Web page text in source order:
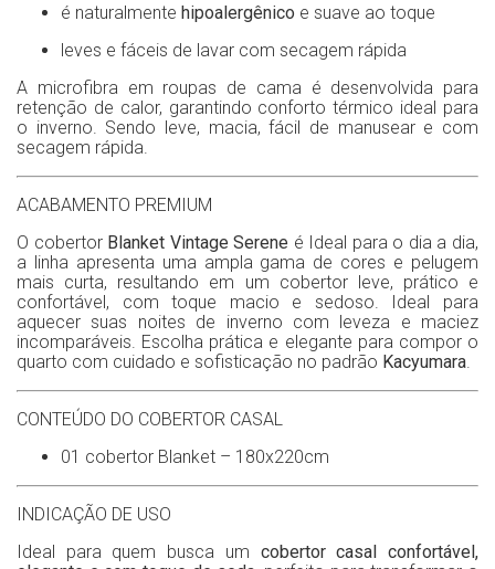
é naturalmente hipoalergênico e suave ao toque
leves e fáceis de lavar com secagem rápida
A microfibra em roupas de cama é desenvolvida para
retenção de calor, garantindo conforto térmico ideal para
o inverno. Sendo leve, macia, fácil de manusear e com
secagem rápida.
ACABAMENTO PREMIUM
O cobertorBlanket Vintage Serene é Ideal para o dia a dia,
a linha apresenta uma ampla gama de cores e pelugem
mais curta, resultando em um cobertor leve, prático e
confortável, com toque macio e sedoso. Ideal para
aquecer suas noites de inverno com leveza e maciez
incomparáveis. Escolha prática e elegante para compor o
quarto com cuidado e sofisticação no padrão Kacyumara
CONTEÚDO DO COBERTOR CASAL
01 cobertor Blanket – 180x220cm
INDICAÇÃO DE USO
Ideal para quem busca um cobertor casal confortável,